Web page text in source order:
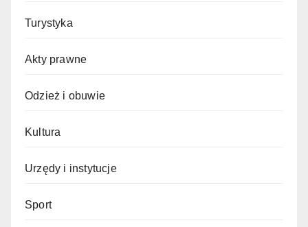
Turystyka
Akty prawne
Odzież i obuwie
Kultura
Urzędy i instytucje
Sport